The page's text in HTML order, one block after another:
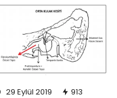
29 Eylül 2019 913